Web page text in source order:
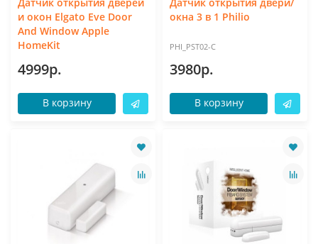
Датчик открытия дверей
и окон Elgato Eve Door
And Window Apple
HomeKit
4999р.
В корзину
Датчик открытия двери/
окна 3 в 1 Philio
PHI_PST02-C
3980р.
В корзину